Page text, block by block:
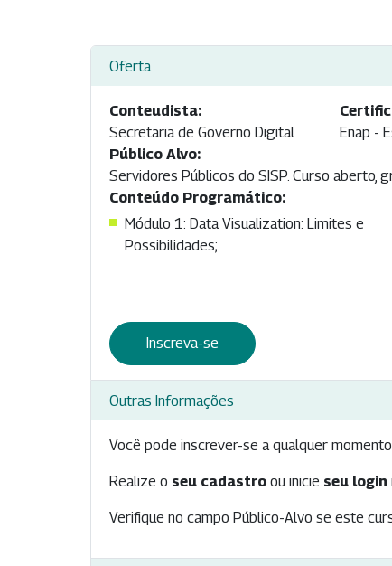
Oferta
Conteudista:
Secretaria de Governo Digital
Enap -
Público Alvo:
Servidores Públicos do SISP. Curso aberto,
Conteúdo Programático:
Módulo 1: Data Visualization: Limites e
Possibilidades;
Inscreva-se
Outras Informações
Você pode inscrever-se a qualquer
Realize o seu cadastro ou inicie seu login
Verifique no campo Público-Alvo se este